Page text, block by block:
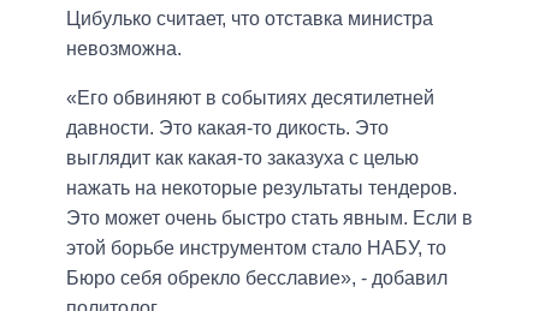
Цибулько считает, что отставка министра
невозможна.
«Его обвиняют в событиях десятилетней
давности. Это какая-то дикость. Это
выглядит как какая-то заказуха с целью
нажать на некоторые результаты тендеров.
Это может очень быстро стать явным. Если в
этой борьбе инструментом стало НАБУ, то
Бюро себя обрекло бесславие», - добавил